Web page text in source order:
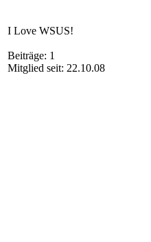
I Love WSUS!
Beiträge: 1
Mitglied seit: 22.10.08